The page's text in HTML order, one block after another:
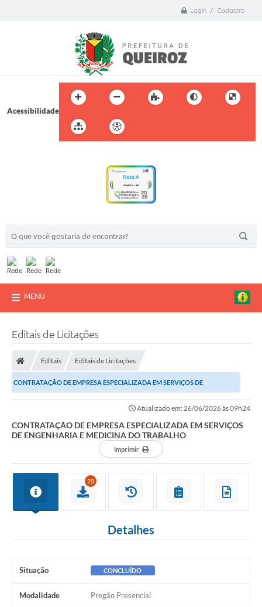
Login / Cadastro
Acessibilidade
MENU
Editais de Licitações
Editais Editais de Licitações
CONTRATAÇÃO DE EMPRESA ESPECIALIZADA EM SERVIÇOS DE
Atualizado em: 26/06/2026 às 09h24
CONTRATAÇÃO DE EMPRESA ESPECIALIZADA EM SERVIÇOS
DE ENGENHARIA E MEDICINA DO TRABALHO
Imprimir
20
Detalhes
Situação CONCLUÍDO
Modalidade Pregão Presencial